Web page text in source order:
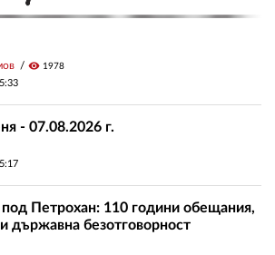
visibility 1978
- 07.08.2026 г.
Петрохан: 110 години обещания,
държавна безотговорност